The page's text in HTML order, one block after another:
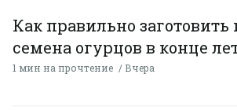
Как правильно
семена огурцов в конце
1 мин на прочтение Вчера